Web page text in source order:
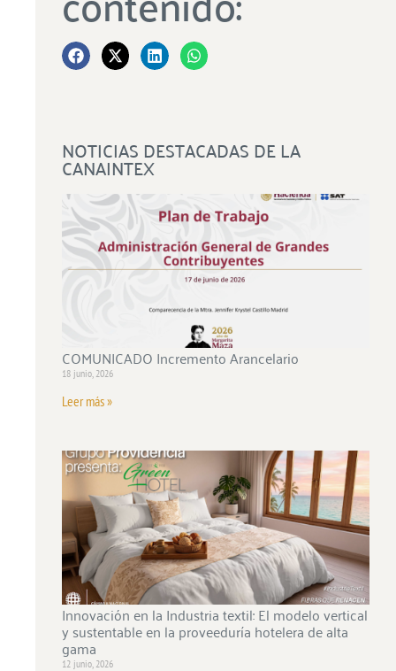
NOTICIAS DESTACADAS DE LA
CANAINTEX
COMUNICADO Incremento Arancelario
18 junio, 2026
Leer más »
Innovación en la Industria textil: El modelo vertical
y sustentable en la proveeduría hotelera de alta
gama
12 junio, 2026